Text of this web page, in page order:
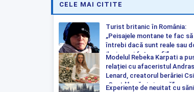
CELE MAI CITITE
Turist britanic în România:
„Peisajele montane te fac
întrebi dacă sunt reale sau
iluzia unei fotografii”
Modelul Rebeka Karpati a
relației cu afaceristul Andras
Lenard, creatorul berăriei
„Sunt liberă și singură”
Experiențe de neuitat cu